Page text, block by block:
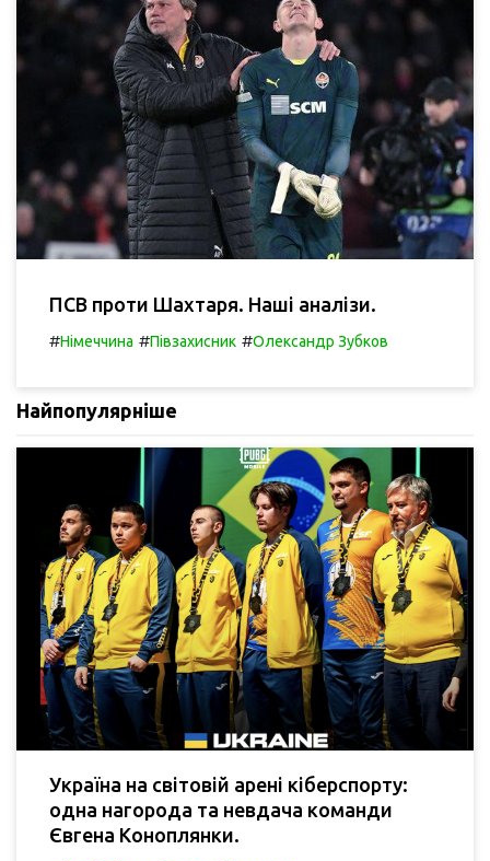
ПСВ проти Шахтаря. Наші аналізи.
#Німеччина #Півзахисник #Олександр Зубков
Найпопулярніше
Україна на світовій арені кіберспорту:
одна нагорода та невдача команди
Євгена Коноплянки.